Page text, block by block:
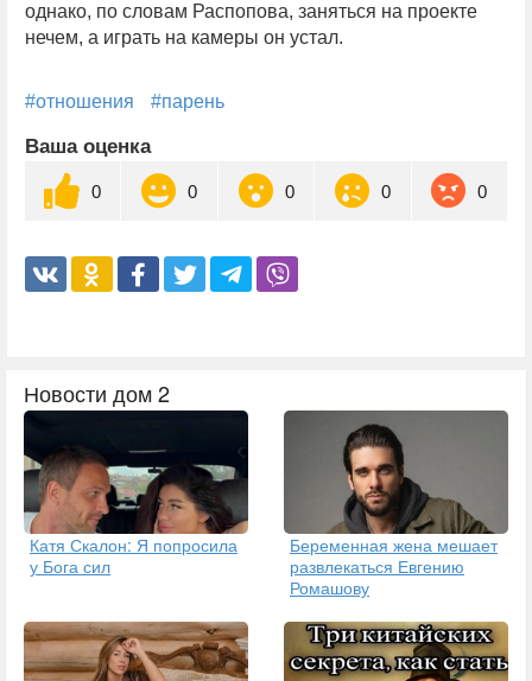
однако, по словам Распопова, заняться на проекте
нечем, а играть на камеры он устал.
#отношения #парень
Ваша оценка
0 0 0 0 0
Новости дом 2
Катя Скалон: Я попросила
у Бога сил
Беременная жена мешает
развлекаться Евгению
Ромашову